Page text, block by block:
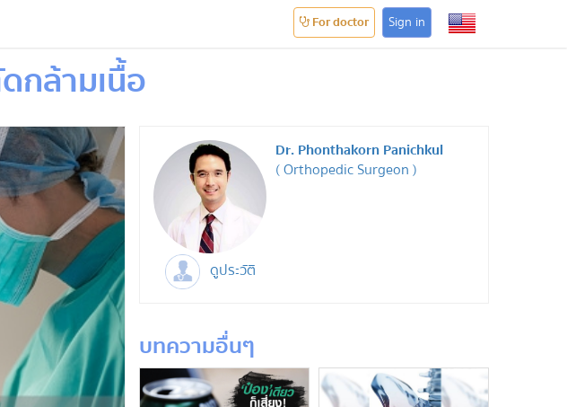
For doctor Sign in
กล้ามเนื้อ
ดูประวัติ
Dr. Phonthakorn Panichkul
( Orthopedic Surgeon )
บทความอื่นๆ